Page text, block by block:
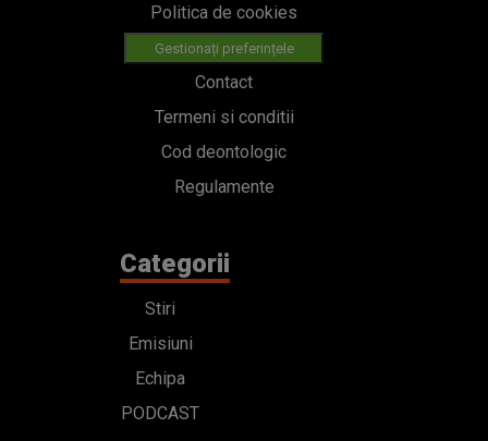
Politica de cookies
Gestionați preferințele
Contact
Termeni si conditii
Cod deontologic
Regulamente
Categorii
Stiri
Emisiuni
Echipa
PODCAST